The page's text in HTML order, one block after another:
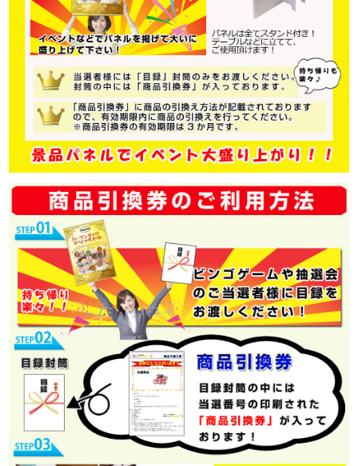
写真はイメージです。